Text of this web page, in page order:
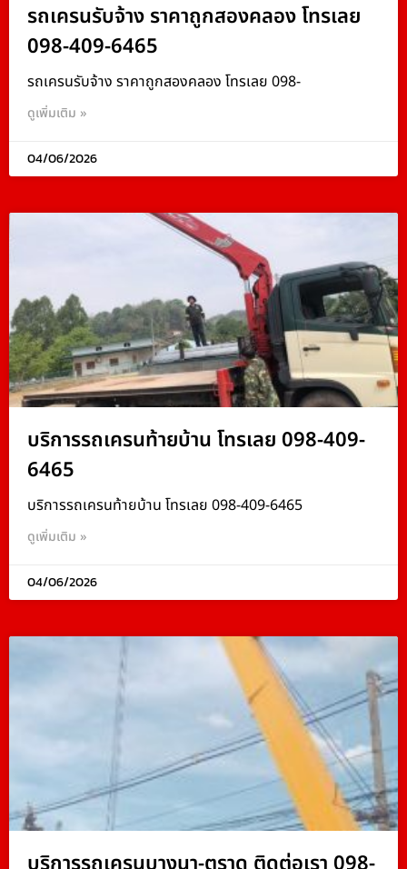
รถเครนรับจ้าง ราคาถูกสองคลอง โทรเลย
098-409-6465
รถเครนรับจ้าง ราคาถูกสองคลอง โทรเลย 098-
ดูเพิ่มเติม »
04/06/2026
บริการรถเครนท้ายบ้าน โทรเลย 098-409-
6465
บริการรถเครนท้ายบ้าน โทรเลย 098-409-6465
ดูเพิ่มเติม »
04/06/2026